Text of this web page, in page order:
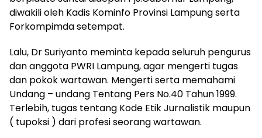
diwakili oleh Kadis Kominfo Provinsi Lampung serta
Forkompimda setempat.
Lalu, Dr Suriyanto meminta kepada seluruh pengurus
dan anggota PWRI Lampung, agar mengerti tugas
dan pokok wartawan. Mengerti serta memahami
Undang – undang Tentang Pers No.40 Tahun 1999.
Terlebih, tugas tentang Kode Etik Jurnalistik maupun
( tupoksi ) dari profesi seorang wartawan.